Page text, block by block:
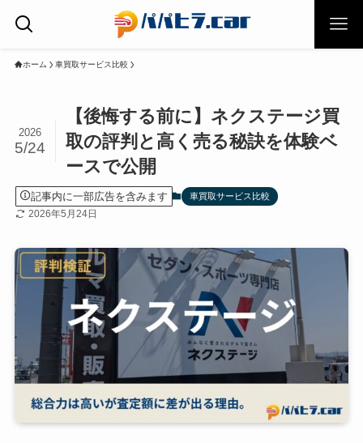
ホーム 車買取サービス比較
【後悔する前に】ネクステージ買
取の評判と高く売る秘訣を体験ベ
ースで公開
2026
5/24
記事内に一部広告を含みます 車買取サービス比較
2026年5月24日